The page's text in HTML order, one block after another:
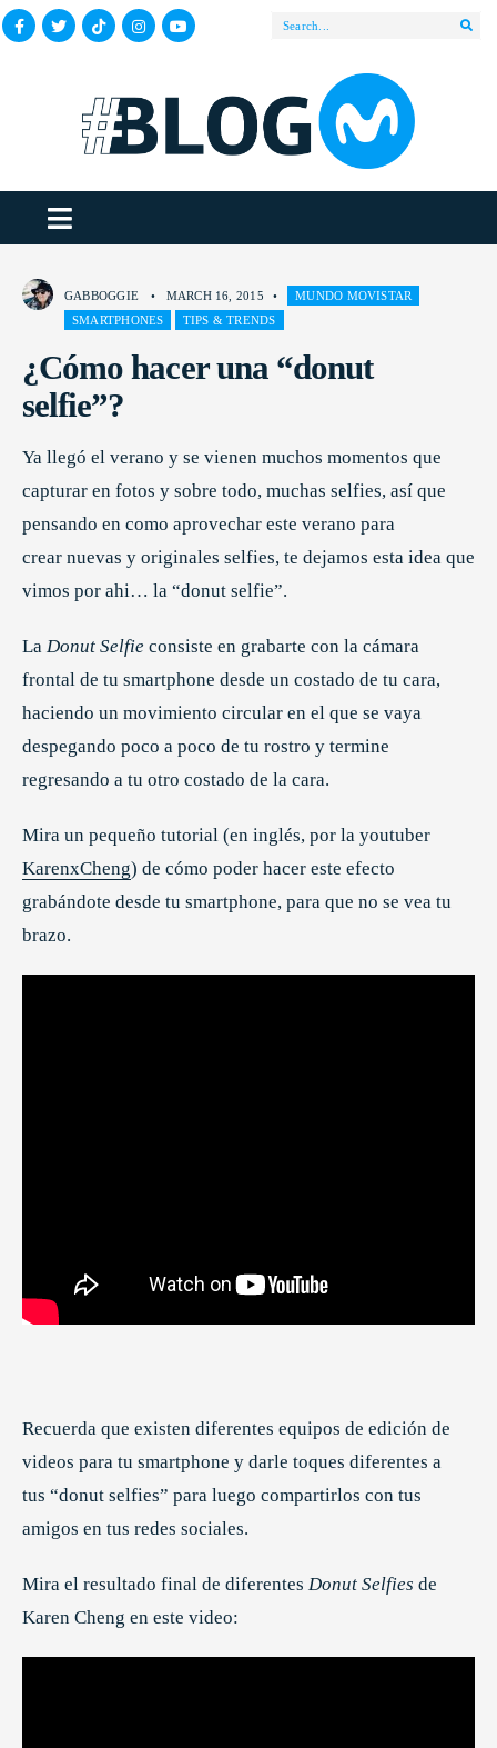
GABBOGGIE • MARCH 16, 2015 •
MUNDO MOVISTAR
SMARTPHONES
TIPS & TRENDS
¿Cómo hacer una “donut
selfie”?
Ya llegó el verano y se vienen muchos momentos que
capturar en fotos y sobre todo, muchas selfies, así que
pensando en como aprovechar este verano para
crear nuevas y originales selfies, te dejamos esta idea que
vimos por ahi… la “donut selfie”.
La Donut Selfie consiste en grabarte con la cámara
frontal de tu smartphone desde un costado de tu cara,
haciendo un movimiento circular en el que se vaya
despegando poco a poco de tu rostro y termine
regresando a tu otro costado de la cara.
Mira un pequeño tutorial (en inglés, por la youtuber
KarenxCheng) de cómo poder hacer este efecto
grabándote desde tu smartphone, para que no se vea tu
brazo.
Recuerda que existen diferentes equipos de edición de
videos para tu smartphone y darle toques diferentes a
tus “donut selfies” para luego compartirlos con tus
amigos en tus redes sociales.
Mira el resultado final de diferentes Donut Selfies de
Karen Cheng en este video: